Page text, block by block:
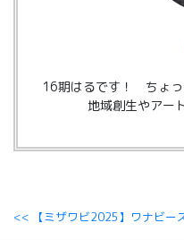
16期はるです！ ちょっ
地域創生やアー
<< 【ミザワビ2025】ワナビー